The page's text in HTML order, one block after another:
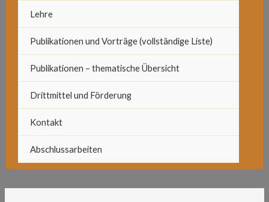
Lehre
Publikationen und Vorträge (vollständige Liste)
Publikationen – thematische Übersicht
Drittmittel und Förderung
Kontakt
Abschlussarbeiten